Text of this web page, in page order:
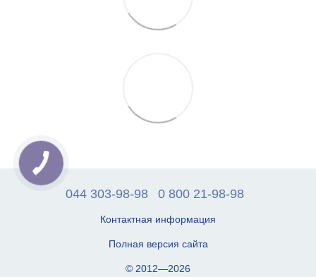
044 303-98-98 0 800 21-98-98
Контактная информация
Полная версия сайта
© 2012—2026